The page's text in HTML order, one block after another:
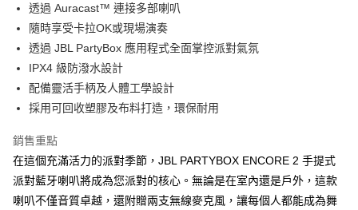
透過 Auracast™ 連接多部喇叭
隨時享受卡拉OK或現場演奏
透過 JBL PartyBox 應用程式全面掌控派對氣氛
IPX4 級防潑水設計
配備靈活手柄及人體工學設計
採用可回收塑膠及布料打造，環保耐用
銷售重點
在這個充滿活力的派對季節，JBL PARTYBOX ENCORE 2 手提式
派對藍牙喇叭將成為您派對的核心。無論是在室內還是戶外，這款
喇叭不僅音質卓越，還附贈兩支無線麥克風，讓每個人都能成為舞